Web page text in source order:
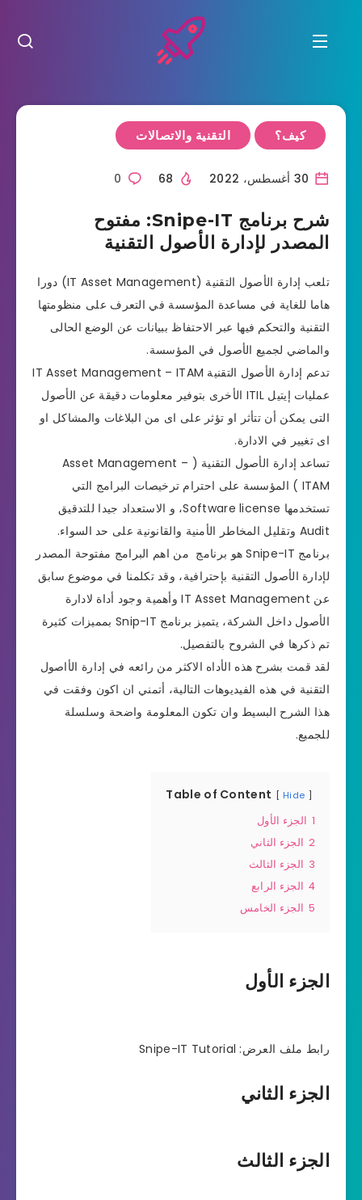
كيف؟ التقنية والاتصالات
0
شرح برنامج Snipe-IT: مفتوح
المصدر لإدارة الأصول التقنية
تلعب إدارة الأصول التقنية (IT Asset Management) دورا
هاما للغاية في مساعدة المؤسسة في التعرف على منظومتها
التقنية والتحكم فيها عبر الاحتفاظ ببيانات عن الوضع الحالى
والماضي لجميع الأصول في المؤسسة.
تدعم إدارة الأصول التقنية IT Asset Management – ITAM
عمليات إيتيل ITIL الأخرى بتوفير معلومات دقيقة عن الأصول
التى يمكن أن تتأثر او تؤثر على اى من البلاغات والمشاكل او
اى تغيير في الادارة.
تساعد إدارة الأصول التقنية ( Asset Management –
ITAM ) المؤسسة على احترام ترخيصات البرامج التي
تستخدمها Software license، و الاستعداد جيدا للتدقيق
Audit وتقليل المخاطر الأمنية والقانونية على حد السواء.
برنامج Snipe-IT هو برنامج من اهم البرامج مفتوحة المصدر
لإدارة الأصول التقنية بإحترافية، وقد تكلمنا في موضوع سابق
عن IT Asset Management وأهمية وجود أداة لادارة
الأصول داخل الشركة، يتميز برنامج Snip-IT بمميزات كثيرة
تم ذكرها في الشروح بالتفصيل.
لقد قمت بشرح هذه الأداه الاكثر من رائعه في إدارة الأاصول
التقنية في هذه الفيديوهات التالية، أتمني ان اكون وفقت في
هذا الشرح البسيط وان تكون المعلومة واضحة وسلسلة
للجميع.
Table of Content Hide
1 الجزء الأول
2 الجزء الثاني
3 الجزء الثالث
4 الجزء الرابع
5 الجزء الخامس
الجزء الأول
رابط ملف العرض: Snipe-IT Tutorial
الجزء الثاني
الجزء الثالث